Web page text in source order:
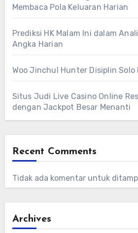
Membaca Pola Keluaran Harian
Prediksi HK Malam Ini dalam
Angka Harian
Woo Jinchul Hunter Disiplin Solo
Situs Judi Live Casino Online
dengan Jackpot Besar Menanti
Recent Comments
Tidak ada komentar untuk
Archives